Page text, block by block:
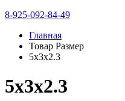
8-925-092-84-49
Главная
Товар Размер
5х3х2.3
5х3х2.3